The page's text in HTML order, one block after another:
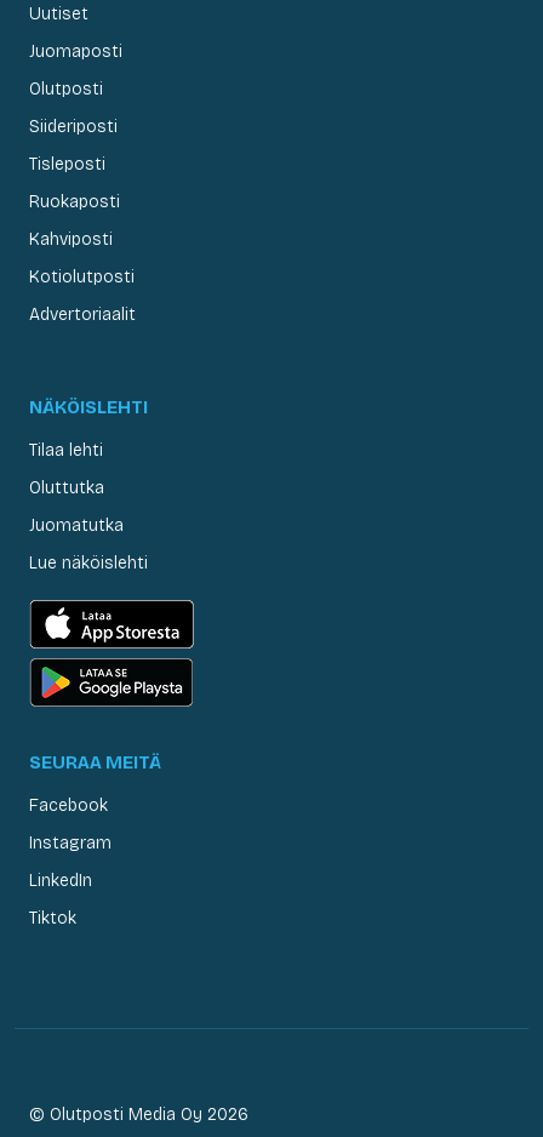
Uutiset
Juomaposti
Olutposti
Siideriposti
Tisleposti
Ruokaposti
Kahviposti
Kotiolutposti
Advertoriaalit
NÄKÖISLEHTI
Tilaa lehti
Oluttutka
Juomatutka
Lue näköislehti
SEURAA MEITÄ
Facebook
Instagram
LinkedIn
Tiktok
© Olutposti Media Oy 2026